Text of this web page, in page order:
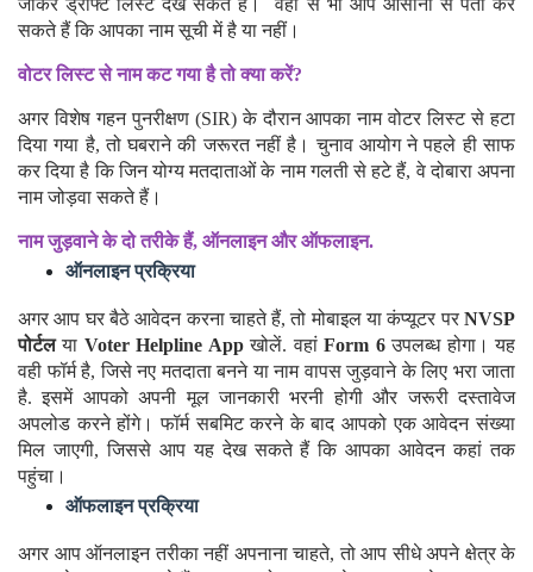
लेवल ऑफिसर यानी BLO से मिल सकते हैं या नजदीकी निर्वाचन कार्यालय
जाकर ड्राफ्ट लिस्ट देख सकते हैं। वहां से भी आप आसानी से पता कर
सकते हैं कि आपका नाम सूची में है या नहीं।
वोटर लिस्ट से नाम कट गया है तो क्या करें?
अगर विशेष गहन पुनरीक्षण (SIR) के दौरान आपका नाम वोटर लिस्ट से हटा
दिया गया है, तो घबराने की जरूरत नहीं है। चुनाव आयोग ने पहले ही साफ
कर दिया है कि जिन योग्य मतदाताओं के नाम गलती से हटे हैं, वे दोबारा अपना
नाम जोड़वा सकते हैं।
नाम जुड़वाने के दो तरीके हैं, ऑनलाइन और ऑफलाइन.
ऑनलाइन प्रक्रिया
अगर आप घर बैठे आवेदन करना चाहते हैं, तो मोबाइल या कंप्यूटर परNVSP
पोर्टलयाVoter Helpline Appखोलें. वहां Form 6उपलब्ध होगा। यह
वही फॉर्म है, जिसे नए मतदाता बनने या नाम वापस जुड़वाने के लिए भरा जाता
है. इसमें आपको अपनी मूल जानकारी भरनी होगी और जरूरी दस्तावेज
अपलोड करने होंगे। फॉर्म सबमिट करने के बाद आपको एक आवेदन संख्या
मिल जाएगी, जिससे आप यह देख सकते हैं कि आपका आवेदन कहां तक